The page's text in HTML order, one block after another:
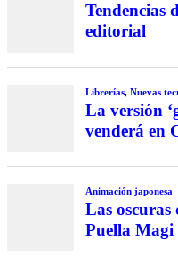
Tendencias
editorial
Librerías, Nuevas
La versión
venderá en
Animación japonesa
Las oscuras
Puella